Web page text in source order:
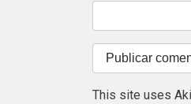
This site uses